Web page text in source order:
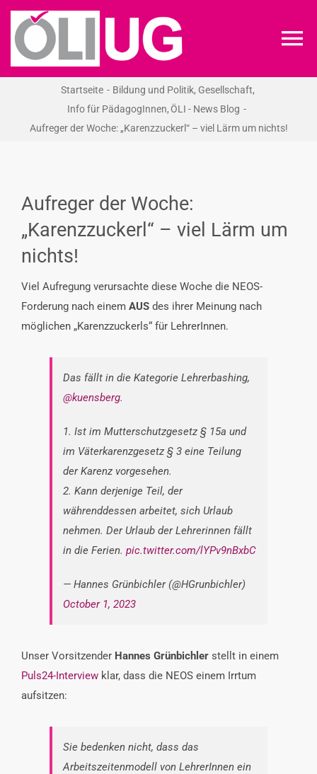
Zum
Inhalt
springen
RECHT
VERANSTALTUNGEN
INTERESSENSVERTRETUNG
Startseite Bildung und Politik Gesellschaft
Info für PädagogInnen ÖLI - News Blog
Aufreger der Woche: „Karenzzuckerl“ – viel Lärm um nichts!
Aufreger der Woche:
„Karenzzuckerl“ – viel Lärm um
nichts!
Viel Aufregung verursachte diese Woche die NEOS-
Forderung nach einem AUS des ihrer Meinung nach
möglichen „Karenzzuckerls“ für LehrerInnen.
Das fällt in die Kategorie Lehrerbashing,
@kuensberg.
1. Ist im Mutterschutzgesetz § 15a und
im Väterkarenzgesetz § 3 eine Teilung
der Karenz vorgesehen.
2. Kann derjenige Teil, der
währenddessen arbeitet, sich Urlaub
nehmen. Der Urlaub der Lehrerinnen fällt
in die Ferien. pic.twitter.com/lYPv9nBxbC
— Hannes Grünbichler (@HGrunbichler)
October 1, 2023
Unser Vorsitzender Hannes Grünbichler stellt in einem
Puls24-Interview klar, dass die NEOS einem Irrtum
aufsitzen:
Sie bedenken nicht, dass das
Arbeitszeitenmodell von LehrerInnen ein